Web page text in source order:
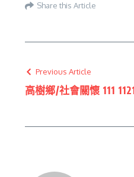
Share this Article
Previous Article
高樹鄉/社會關懷 111